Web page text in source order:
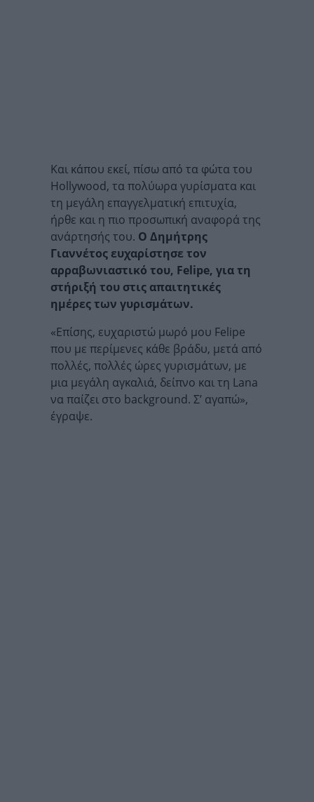
Και κάπου εκεί, πίσω από τα φώτα του
Hollywood, τα πολύωρα γυρίσματα και
τη μεγάλη επαγγελματική επιτυχία,
ήρθε και η πιο προσωπική αναφορά της
ανάρτησής του. Ο Δημήτρης
Γιαννέτος ευχαρίστησε τον
αρραβωνιαστικό του, Felipe, για τη
στήριξή του στις απαιτητικές
ημέρες των γυρισμάτων.
«Επίσης, ευχαριστώ μωρό μου Felipe
που με περίμενες κάθε βράδυ, μετά από
πολλές, πολλές ώρες γυρισμάτων, με
μια μεγάλη αγκαλιά, δείπνο και τη Lana
να παίζει στο background. Σ’ αγαπώ»,
έγραψε.